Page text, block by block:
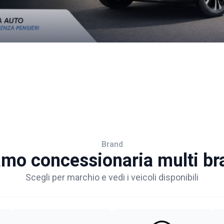
Brand
concessionaria multi
Scegli per marchio e vedi i veicoli disponibili